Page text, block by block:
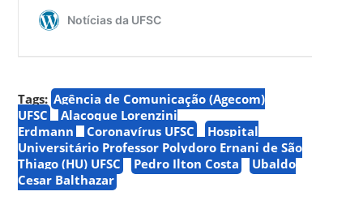
Tags: Agência de Comunicação (Agecom)
UFSC
Alacoque Lorenzini
Erdmann
Coronavírus UFSC
Hospital
Universitário Professor Polydoro Ernani de São
Thiago (HU) UFSC
Pedro Ilton Costa
Ubaldo
Cesar Balthazar